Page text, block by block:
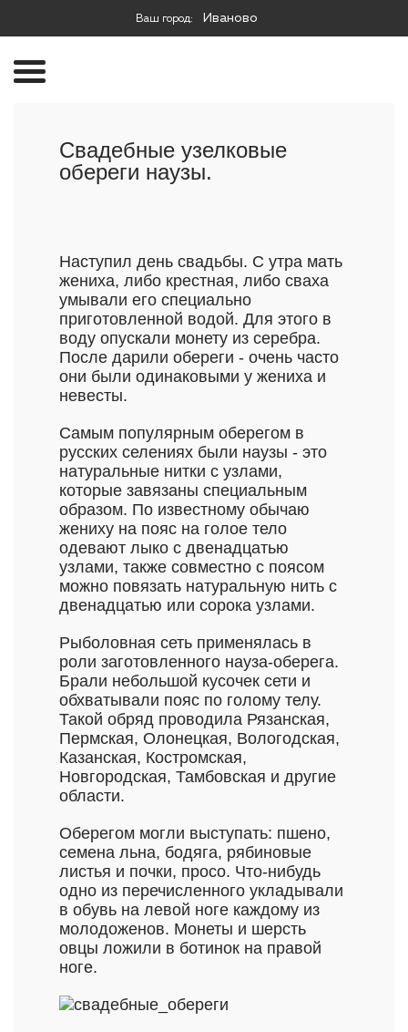
Ваш город: Иваново
Свадебные узелковые
обереги наузы.
Наступил день свадьбы. С утра мать
жениха, либо крестная, либо сваха
умывали его специально
приготовленной водой. Для этого в
воду опускали монету из серебра.
После дарили обереги - очень часто
они были одинаковыми у жениха и
невесты.
Самым популярным оберегом в
русских селениях были наузы - это
натуральные нитки с узлами,
которые завязаны специальным
образом. По известному обычаю
жениху на пояс на голое тело
одевают лыко с двенадцатью
узлами, также совместно с поясом
можно повязать натуральную нить с
двенадцатью или сорока узлами.
Рыболовная сеть применялась в
роли заготовленного науза-оберега.
Брали небольшой кусочек сети и
обхватывали пояс по голому телу.
Такой обряд проводила Рязанская,
Пермская, Олонецкая, Вологодская,
Казанская, Костромская,
Новгородская, Тамбовская и другие
области.
Оберегом могли выступать: пшено,
семена льна, бодяга, рябиновые
листья и почки, просо. Что-нибудь
одно из перечисленного укладывали
в обувь на левой ноге каждому из
молодоженов. Монеты и шерсть
овцы ложили в ботинок на правой
ноге.